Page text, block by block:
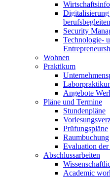
Security
Technologie-
Wohnen
Praktikum
Angebote
Pläne und Termine
Stundenpläne
Prüfungspläne
Raumbuchung
Evaluation
Abschlussarbeiten
Academic